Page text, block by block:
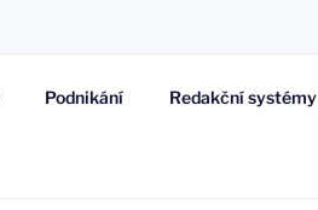
Podnikání Redakční systémy